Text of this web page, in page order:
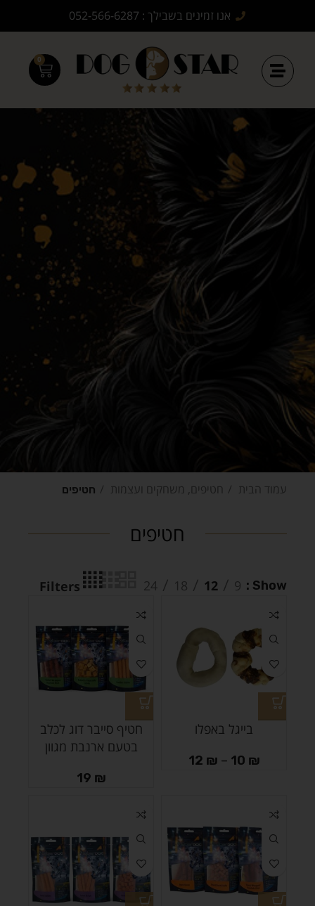
אנו זמינים בשבילך : 052-566-6287
0
עמוד הבית חטיפים, משחקים ועצמות חטיפים
חטיפים
Show
9
12
18
24
Filters
בייגל באפלו
10 ₪
–
12 ₪
חטיף סייבר דוג לכלב
בטעם ארנבת מגוון
19 ₪